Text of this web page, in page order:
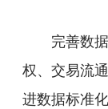
完善数据
权、交易流
进数据标准